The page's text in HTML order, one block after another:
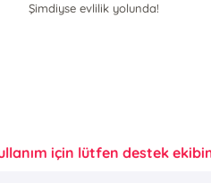
Şimdiyse evlilik yolunda!
için lütfen destek